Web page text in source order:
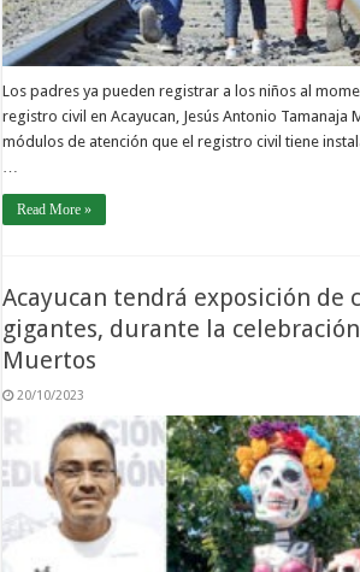
Los padres ya pueden registrar a los niños al
registro civil en Acayucan, Jesús Antonio Tamanaja
módulos de atención que el registro civil tiene
…
Read More »
Acayucan tendrá exposición de
gigantes, durante la
Muertos
20/10/2023